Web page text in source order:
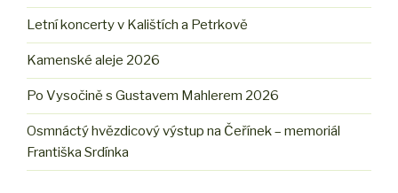
Letní koncerty v Kalištích a Petrkově
Kamenské aleje 2026
Po Vysočině s Gustavem Mahlerem 2026
Osmnáctý hvězdicový výstup na Čeřínek – memoriál
Františka Srdínka